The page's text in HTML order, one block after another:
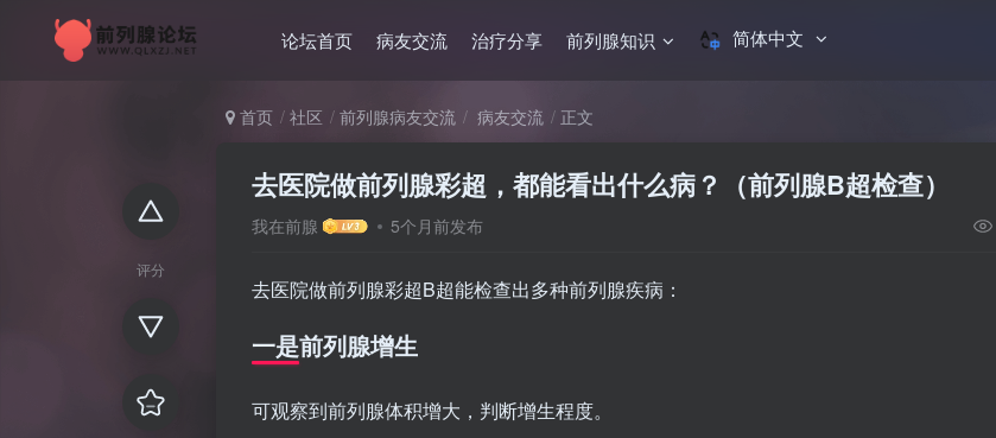
论坛首页 病友交流 治疗分享 前列腺知识 简体中文
评分
首页 社区 前列腺病友交流 病友交流 正文
去医院做前列腺彩超，都能看出什么病？（前列腺B超检查）
我在前腺 5个月前发布
去医院做前列腺彩超B超能检查出多种前列腺疾病：
一是前列腺增生
可观察到前列腺体积增大，判断增生程度。